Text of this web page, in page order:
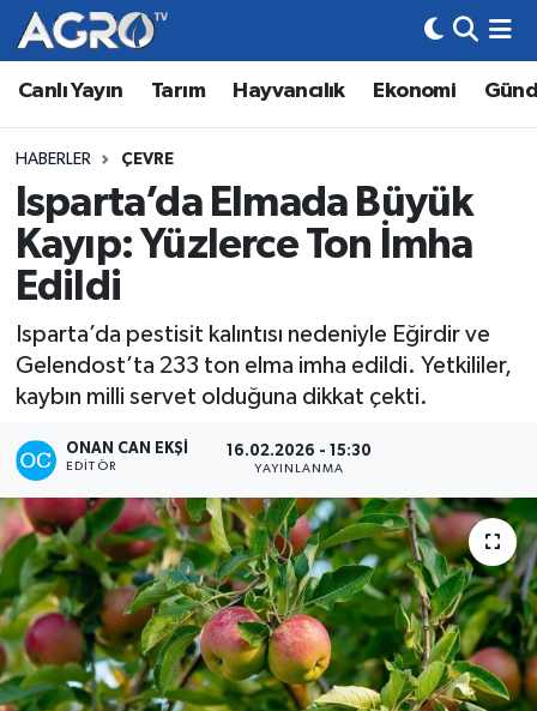
Canlı Yayın Tarım Hayvancılık Ekonomi
HABERLER ÇEVRE
Isparta’da Elmada Büyük
Kayıp: Yüzlerce Ton İmha
Edildi
Isparta’da pestisit kalıntısı nedeniyle Eğirdir ve
Gelendost’ta 233 ton elma imha edildi. Yetkililer,
kaybın milli servet olduğuna dikkat çekti.
ONAN CAN EKŞI
EDITÖR
16.02.2026 - 15:30
YAYINLANMA
Hava Durumu
Trafik Durumu
Süper Lig Puan Durumu ve Fikstür
Tüm Manşetler
Son Dakika Haberleri
Haber Arşivi